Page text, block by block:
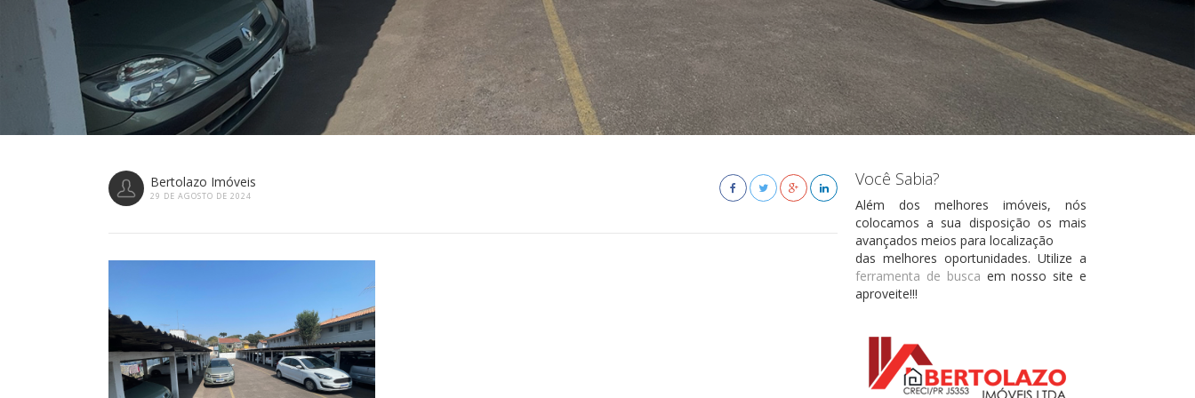
Bertolazo Imóveis
29 DE AGOSTO DE 2024
Você Sabia?
Além dos melhores imóveis, nós
colocamos a sua disposição os mais
avançados meios para localização
das melhores oportunidades. Utilize a
ferramenta de busca em nosso site e
aproveite!!!